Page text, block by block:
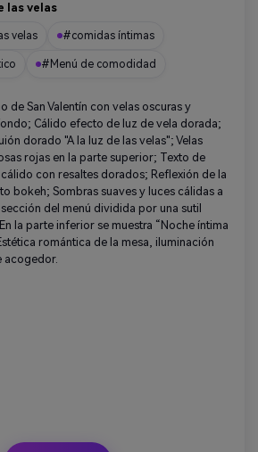
las velas
velas #comidas íntimas
#Menú de comodidad
de San Valentín con velas oscuras y
Cálido efecto de luz de vela dorada;
dorado "A la luz de las velas"; Velas
rojas en la parte superior; Texto de
con resaltes dorados; Reflexión de la
bokeh; Sombras suaves y luces cálidas a
del menú dividida por una sutil
la parte inferior se muestra “Noche íntima
romántica de la mesa, iluminación
acogedor.